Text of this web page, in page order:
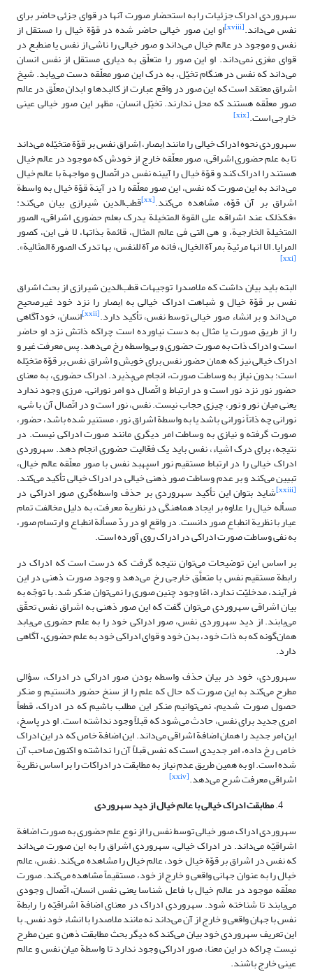
سهروردی ادراک جزئیات را به استحضار صورت آنها در قوای جزئی حاضر برای
نفس می‌داند.[xviii] او این صور خیالی حاضر شده در قوّة خیال را مستقل از
نفس و موجود در عالم خیال می‌داند و صور خیالی را ناشی از نفس یا منطبع در
قوای مغزی نمی‌داند. او این صور را متعلّق به دیاری مستقل از نفس انسان
می‌داند که نفس در هنگام تخیّل، به درک این صور معلّقه دست می‌یابد. شیخ
اشراق معتقد است که این صور در واقع عبارت از کالبدها و ابدان معلّق در عالم
صور معلّقه هستند که محل ندارند. تخیّل انسان، مظهر این صور خیالی عینی
خارجی است.[xix]
سهروردی نحوه ادراک خیالی را مانند اِبصار، اِشراق نفس بر قوّة متخیّله می‌داند
تا به علم حضوری اشراقی، صور معلّقه خارج از خودش که موجود در عالم خیال
هستند را ادراک کند و قوّة خیال را آیینه نفس در اتّصال و مواجهة با عالم خیال
می‌داند به این صورت که نفس، این صور معلّقه را در آینة قوّة خیال به واسطة
اشراق بر آن قوّه، مشاهده می‌کند.[xx] قطب‌الدین شیرازی بیان می‌کند:
«فکذلک عند اشراقه على القوة المتخیلة یدرک بعلم‏ حضورى اشراقى‏، الصور
المتخیلة الخارجیة، و هى التى فى عالم المثال، قائمة بذاتها، لا فى این، کصور
المرایا. الا انها مرئیة بمرآة الخیال، فانه مرآة للنفس، بها تدرک الصورة المثالیة».
[xxi]
البته باید بیان داشت که ملاصدرا توجیهات قطب‌الدین شیرازی از بحث اشراق
نفس بر قوّة خیال و شباهت ادراک خیالی به اِبصار را نزد خود غیرصحیح
می‌داند و بر انشاء صور خیالی توسط نفس، تأکید دارد.[xxii] انسان، خودآگاهی
را از طریق صورت یا مثال به دست نیاورده است چراکه ذاتش نزد او حاضر
است و ادراک ذات به صورت حضوری و بی‌واسطه رخ می‌دهد. پس معرفت غیر و
ادراک خیالی نیز که همان حضور نفس برای خویش و اشراق نفس بر قوّة متخیّله
است؛ بدون نیاز به وساطت صورت، انجام می‌پذیرد. ادراک حضوری، به معنای
حضور نور نزد نور است و در ارتباط و اتّصال دو امر نورانی، مرزی وجود ندارد
یعنی میان نور و نور، چیزی حجاب نیست. نفس، نور است و در اتّصال آن با شیء
نورانی چه ذاتاً نورانی باشد یا به واسطة اشراق نور، مستنیر شده باشد، حضور،
صورت گرفته و نیازی به وساطت امر دیگری مانند صورت ادراکی نیست. در
نتیجه، براى درک اشیاء، نفس باید یک فعّالیت حضورى انجام دهد. سهروردی
ادراک خیالی را در ارتباط مستقیم نور اسپهبد نفس با صور معلّقه عالم خیال،
تبیین می‌کند و بر عدم وساطت صور ذهنی خیالی در ادراک خیالی تأکید می‌کند.
[xxiii] شاید بتوان این تأکید سهروردی بر حذف واسطه‌گری صور ادراکی در
مسأله خیال را علاوه بر ایجاد هماهنگی در نظریة معرفت، به دلیل مخالفت تمام
عیار با نظریة انطباع صور دانست. در واقع او در ردّ مسألة انطباع و ارتسام صور،
به نفی وساطت صورت ادراکی در ادراک روی آورده است.
بر اساس این توضیحات می‌توان نتیجه گرفت که درست است که ادراک در
رابطة مستقیم نفس با متعلَّق خارجی رخ می‌دهد و وجود صورت ذهنی در این
فرآیند، مدخلیّت ندارد، امّا وجود چنین صوری را نمی‌توان منکر شد. با توجّه به
بیان اشراقی سهروردی می‌توان گفت که این صور ذهنی به اشراق نفس تحقّق
می‌یابند. از دید سهروردی نفس، صور ادراکی خود را به علم حضوری می‌یابد
همان‌گونه که به ذات خود، بدن خود و قوای ادراکی خود به علم حضوری، آگاهی
دارد.
سهروردی، خود در بیان حذف واسطه بودن صور ادراکی در ادراک، سؤالی
مطرح می‌کند به این صورت که حال که علم را از سنخ حضور دانستیم و منکر
حصول صورت شدیم، نمی‌توانیم منکر این مطلب باشیم که در ادراک، قطعاً
امری جدید برای نفس، حادث می‌شود که قبلاً وجود نداشته است. او در پاسخ،
این امر جدید را همان اضافة اشراقی می‌داند. این اضافة خاص که در این ادراک
خاص رخ داده، امر جدیدی است که نفس قبلاً آن را نداشته و اکنون صاحب آن
شده است. او به همین طریق عدم نیاز به مطابقت در ادراکات را بر اساس نظریة
اشراقی معرفت شرح می‌دهد.[xxiv]
مطابقت ادراک خیالی با عالم خیال از دید سهروردی
سهروردی ادراک صور خیالی توسط نفس را از نوع علم حضوری به صورت اضافة
اشراقیّه می‌داند. در ادراک خیالی، سهروردی اشراق را به این صورت می‌داند
که نفس در اشراق بر قوّة خیال خود، عالم خیال را مشاهده می‌کند. نفس، عالم
خیال را به عنوان جهانی واقعی و خارج از خود، مستقیماً مشاهده می‌کند. صورت
معلّقه موجود در عالم خیال با فاعل شناسا یعنی نفس انسان، اتّصال وجودی
می‌یابند تا شناخته شود. سهروردی ادراک در معنای اضافة اشراقیّه را رابطة
نفس با جهان واقعی و خارج از آن می‌داند نه مانند ملاصدرا با انشاء خود نفس. با
این تعریف سهروردی خود بیان می‌کند که دیگر بحث مطابقت ذهن و عین مطرح
نیست چراکه در این معنا، صور ادراکی وجود ندارد تا واسطة میان نفس و عالم
عینی خارج باشند.